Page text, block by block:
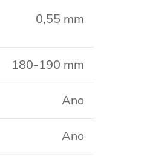
0,55 mm
180-190 mm
Ano
Ano